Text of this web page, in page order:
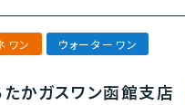
ワン ウォーターワン
かガスワン函館支店